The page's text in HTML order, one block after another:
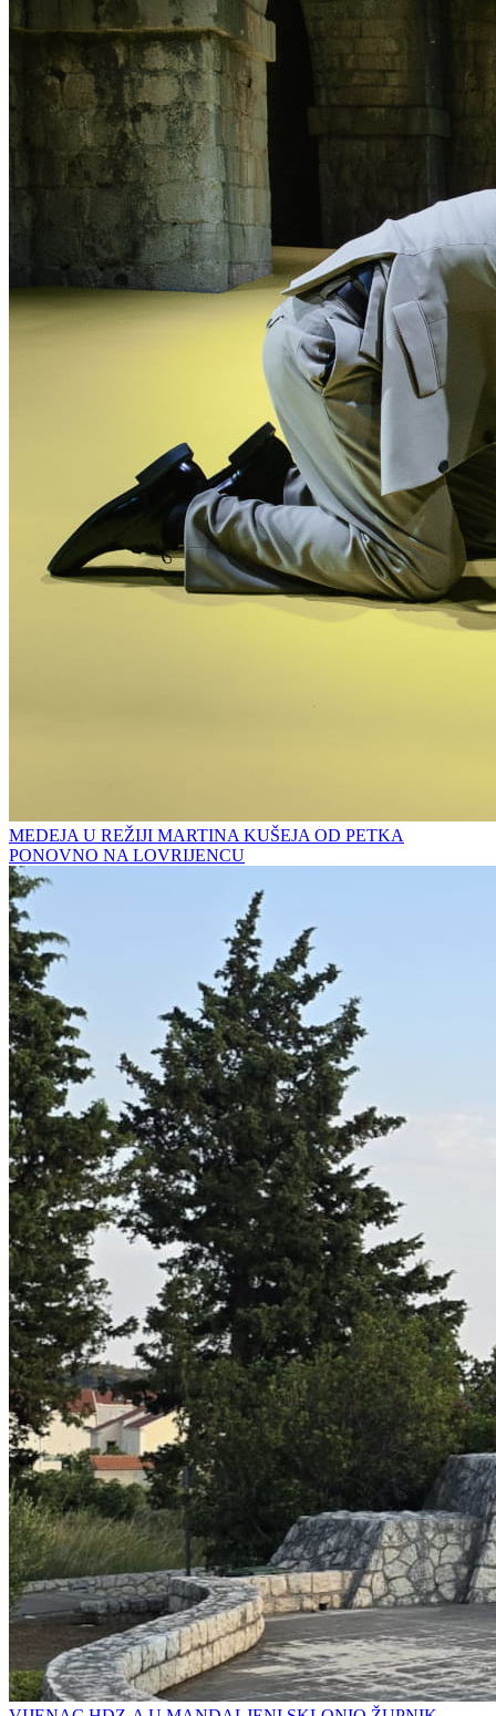
MEDEJA U REŽIJI MARTINA KUŠEJA OD PETKA
PONOVNO NA LOVRIJENCU